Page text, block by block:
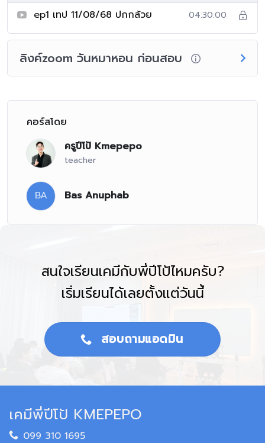
ep1 เทป 11/08/68 ปกกล้วย 04:30:00
ลิงค์zoom วันหมาหอน ก่อนสอบ
คอร์สโดย
ครูปีโป้ Kmepepo
teacher
BA Bas Anuphab
สนใจเรียนเคมีกับพี่ปีโป้ไหมครับ?
เริ่มเรียนได้เลยตั้งแต่วันนี้
สอบถามแอดมิน
เคมีพี่ปีโป้ KMEPEPO
099 310 1695